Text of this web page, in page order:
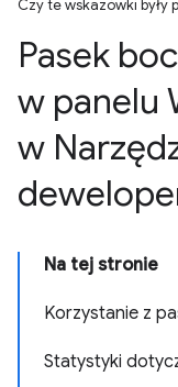
Czy te wskazówki były
Pasek
w panelu
w
Na tej stronie
Korzystanie z
Statystyki